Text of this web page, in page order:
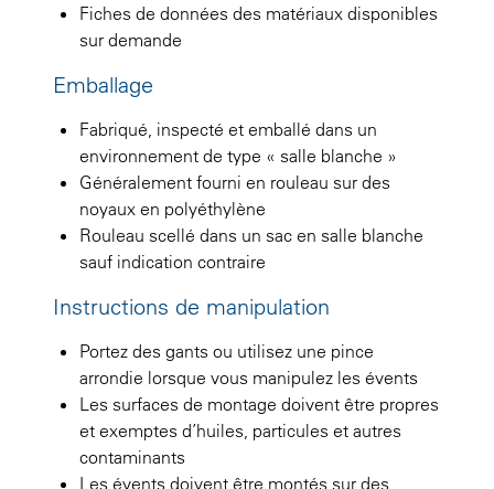
Fiches de données des matériaux disponibles
sur demande
Emballage
Fabriqué, inspecté et emballé dans un
environnement de type « salle blanche »
Généralement fourni en rouleau sur des
noyaux en polyéthylène
Rouleau scellé dans un sac en salle blanche
sauf indication contraire
Instructions de manipulation
Portez des gants ou utilisez une pince
arrondie lorsque vous manipulez les évents
Les surfaces de montage doivent être propres
et exemptes d’huiles, particules et autres
contaminants
Les évents doivent être montés sur des